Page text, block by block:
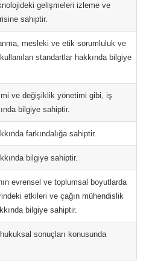
gelişmeleri izleme ve
sahiptir.
mesleki ve etik sorumluluk ve
standartlar hakkında bilgiye
ve değişiklik yönetimi gibi, iş
bilgiye sahiptir.
farkındalığa sahiptir.
bilgiye sahiptir.
evrensel ve toplumsal boyutlarda
etkileri ve çağın mühendislik
bilgiye sahiptir.
sonuçları konusunda